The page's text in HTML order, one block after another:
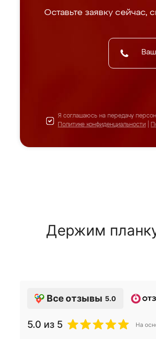
Оставьте заявку сейчас,
Я соглашаюсь на передачу
Политике конфиденциальности
Держим
Все отзывы 5.0
5.0 из 5 На